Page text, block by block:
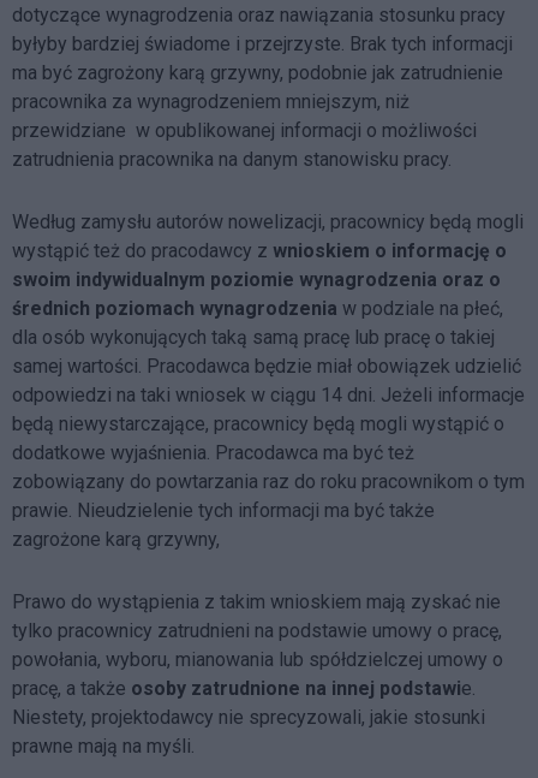
dotyczące wynagrodzenia oraz nawiązania stosunku pracy
byłyby bardziej świadome i przejrzyste. Brak tych informacji
ma być zagrożony karą grzywny, podobnie jak zatrudnienie
pracownika za wynagrodzeniem mniejszym, niż
przewidziane w opublikowanej informacji o możliwości
zatrudnienia pracownika na danym stanowisku pracy.
Według zamysłu autorów nowelizacji, pracownicy będą mogli
wystąpić też do pracodawcy z wnioskiem o informację o
swoim indywidualnym poziomie wynagrodzenia oraz o
średnich poziomach wynagrodzenia w podziale na płeć,
dla osób wykonujących taką samą pracę lub pracę o takiej
samej wartości. Pracodawca będzie miał obowiązek udzielić
odpowiedzi na taki wniosek w ciągu 14 dni. Jeżeli informacje
będą niewystarczające, pracownicy będą mogli wystąpić o
dodatkowe wyjaśnienia. Pracodawca ma być też
zobowiązany do powtarzania raz do roku pracownikom o tym
prawie. Nieudzielenie tych informacji ma być także
zagrożone karą grzywny,
Prawo do wystąpienia z takim wnioskiem mają zyskać nie
tylko pracownicy zatrudnieni na podstawie umowy o pracę,
powołania, wyboru, mianowania lub spółdzielczej umowy o
pracę, a także osoby zatrudnione na innej podstawie.
Niestety, projektodawcy nie sprecyzowali, jakie stosunki
prawne mają na myśli.